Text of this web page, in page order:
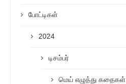
போட்டிகள்
2024
டிசம்பர்
மெய் எழுத்து கதைகள்